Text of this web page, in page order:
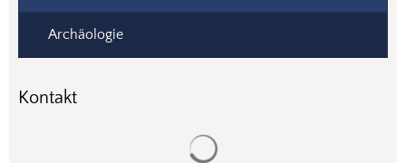
Archäologie
Kontakt